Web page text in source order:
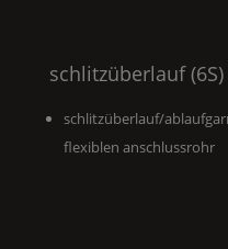
schlitzüberlauf (6S)
schlitzüberlauf/
flexiblen anschlussrohr